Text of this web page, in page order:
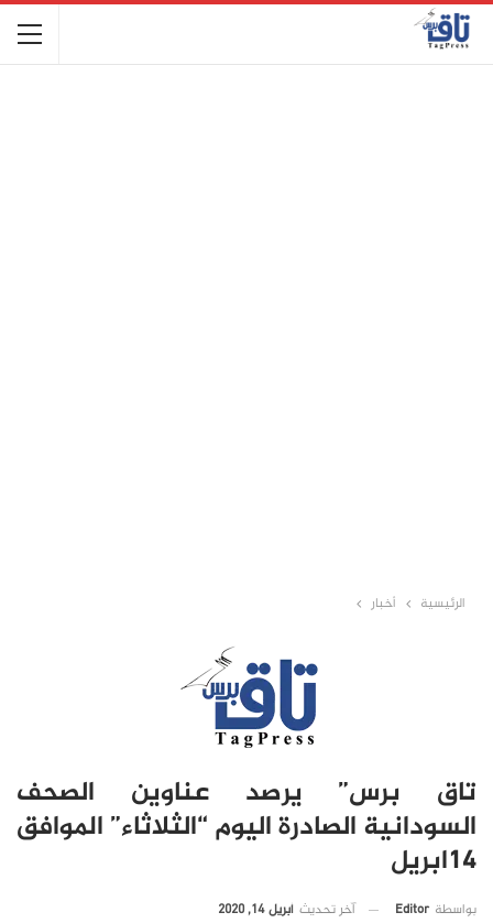
الرئيسية أخبار
تاق برس” يرصد عناوين الصحف
السودانية الصادرة اليوم “الثلاثاء” الموافق
14ابريل
بواسطة Editor آخر تحديث أبريل 14, 2020